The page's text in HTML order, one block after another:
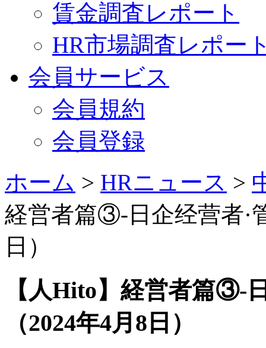
賃金調査レポート
HR市場調査レポー
会員サービス
会員規約
会員登録
ホーム > HRニュース >
経営者篇③-日企经营者·
日）
【人Hito】経営者篇③-
（2024年4月8日）